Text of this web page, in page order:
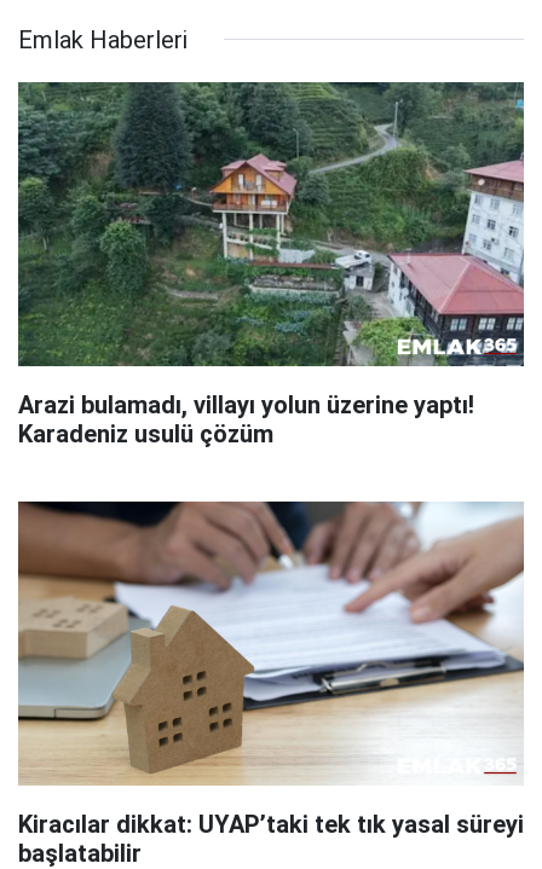
Emlak Haberleri
Arazi bulamadı, villayı yolun üzerine yaptı!
Karadeniz usulü çözüm
Kiracılar dikkat: UYAP’taki tek tık yasal süreyi
başlatabilir